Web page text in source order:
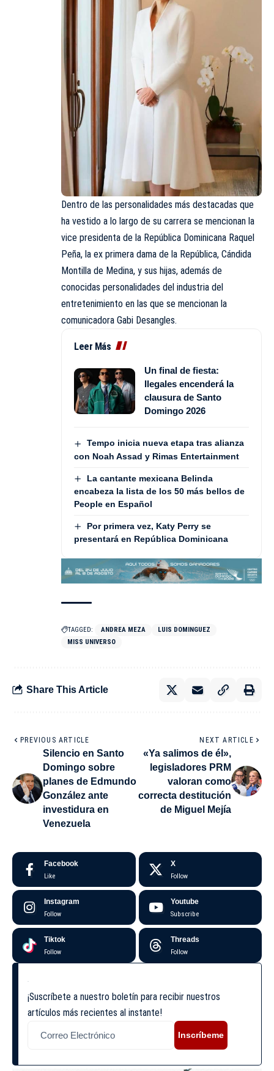
Dentro de las personalidades más destacadas que
ha vestido a lo largo de su carrera se mencionan la
vice presidenta de la República Dominicana Raquel
Peña, la ex primera dama de la República, Cándida
Montilla de Medina, y sus hijas, además de
conocidas personalidades del industria del
entretenimiento en las que se mencionan la
comunicadora Gabi Desangles.
Leer Más
Un final de fiesta:
Ilegales encenderá la
clausura de Santo
Domingo 2026
Tempo inicia nueva etapa tras alianza
con Noah Assad y Rimas Entertainment
La cantante mexicana Belinda
encabeza la lista de los 50 más bellos de
People en Español
Por primera vez, Katy Perry se
presentará en República Dominicana
TAGGED: ANDREA MEZA
LUIS DOMINGUEZ
MISS UNIVERSO
Share This Article
PREVIOUS ARTICLE
Silencio en Santo
Domingo sobre
planes de Edmundo
González ante
investidura en
Venezuela
NEXT ARTICLE
«Ya salimos de él»,
legisladores PRM
valoran como
correcta destitución
de Miguel Mejía
Facebook
Like
X
Follow
Instagram
Follow
Youtube
Subscribe
Tiktok
Follow
Threads
Follow
¡Suscríbete a nuestro boletín para recibir nuestros
artículos más recientes al instante!
Inscríbeme